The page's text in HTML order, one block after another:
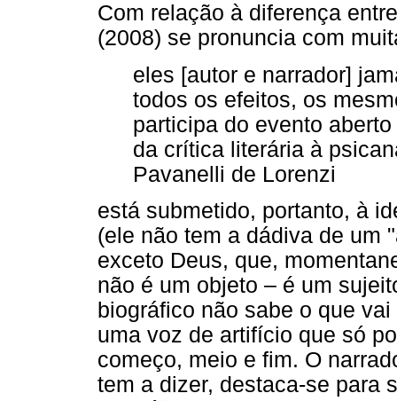
Com relação à diferença
(2008) se pronuncia com
eles [autor e narrador]
todos os efeitos, os
participa do evento
da crítica literária à
Pavanelli de Lorenzi
está submetido, portanto, à
(ele não tem a dádiva de um
exceto Deus, que,
não é um objeto – é um
biográfico não sabe o que
uma voz de artifício que só
começo, meio e fim. O
tem a dizer, destaca-se para